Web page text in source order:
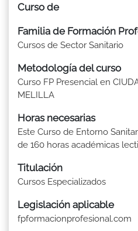
Curso de
Familia de Formación
Cursos de Sector Sanitario
Metodología del curso
Curso FP Presencial en
MELILLA
Horas necesarias
Este Curso de Entorno
de 160 horas académicas
Titulación
Cursos Especializados
Legislación aplicable
fpformacionprofesional.com